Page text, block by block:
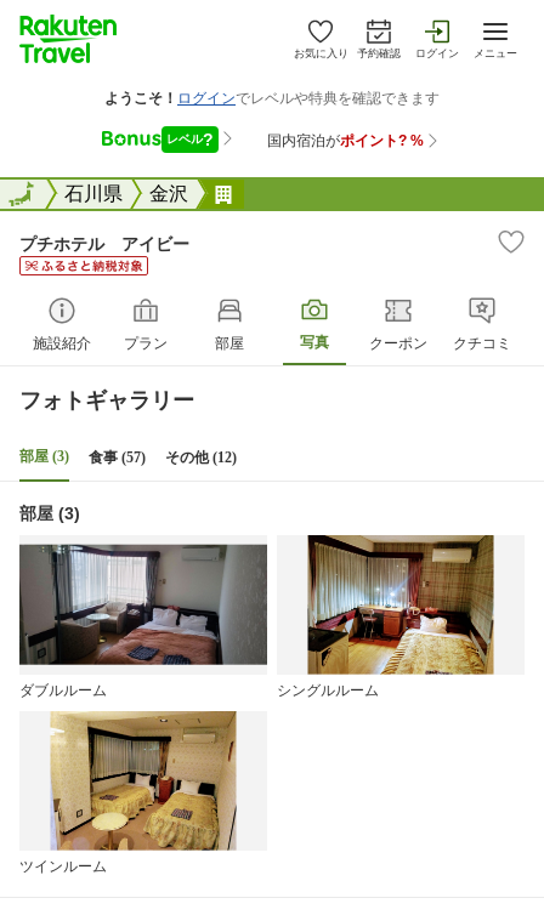
お気に入り 予約確認 ログイン メニュー
全国石川県 金沢
全国
プチホテル アイビー
施設紹介 プラン 部屋 写真 クーポン クチコミ
フォトギャラリー
部屋 (3) 食事 (57) その他 (12)
部屋 (3)
ダブルルーム シングルルーム
ツインルーム